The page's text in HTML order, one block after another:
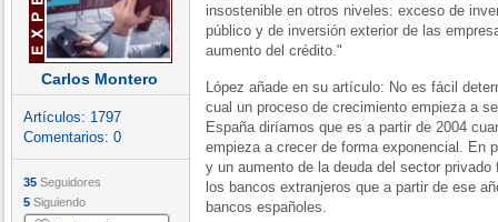
Carlos Montero
Artículos: 1797
Comentarios: 0
35 Seguidores
5 Siguiendo
insostenible en otros niveles: exceso de
público y de inversión exterior de las
aumento del crédito."
López añade en su artículo: No es fácil
cual un proceso de crecimiento empieza a
España diríamos que es a partir de 2004
empieza a crecer de forma exponencial. En
y un aumento de la deuda del sector
los bancos extranjeros que a partir de ese
bancos españoles.